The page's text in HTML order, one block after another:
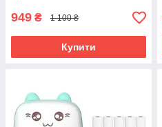
949 ₴ 1 100 ₴
Купити